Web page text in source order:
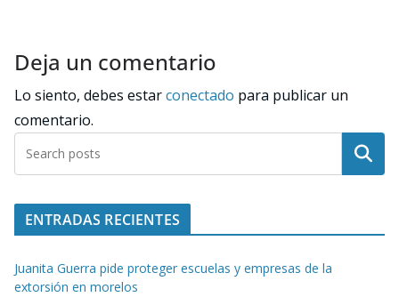
Deja un comentario
Lo siento, debes estarconectado para publicar un
comentario.
Buscar
ENTRADAS RECIENTES
Juanita Guerra pide proteger escuelas y empresas de la
extorsión en morelos